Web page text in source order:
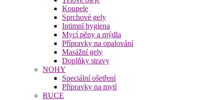
Koupele
Sprchové gely
Intimní hygiena
Mycí pěny a mýdla
Přípravky na opalování
Masážní gely
Doplňky stravy
NOHY
Speciální ošetření
Přípravky na mytí
RUCE